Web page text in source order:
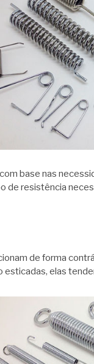
base nas
de resistência
de forma
elas